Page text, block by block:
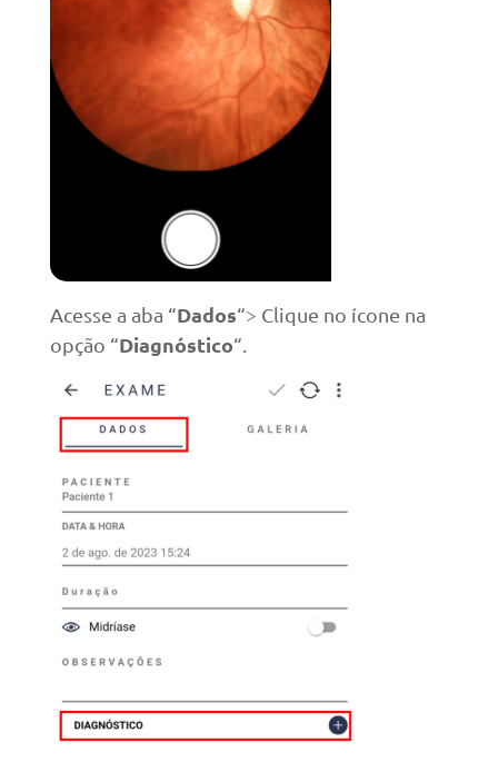
Acesse a aba “Dados“> Clique no ícone na
opção “Diagnóstico“.